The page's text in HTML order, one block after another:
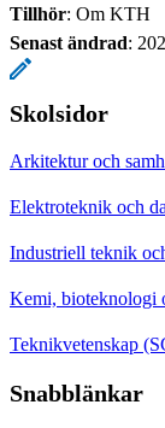
Tillhör: Om KTH
Senast ändrad:
Skolsidor
Arkitektur och
Elektroteknik och
Industriell teknik
Kemi, bioteknologi
Teknikvetenskap
Snabblänkar